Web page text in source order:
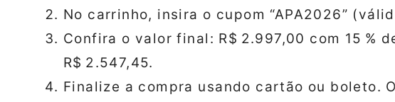
No carrinho, insira o cupom “APA2026”
Confira o valor final: R$ 2.997,00 com 15 %
R$ 2.547,45.
Finalize a compra usando cartão ou boleto.